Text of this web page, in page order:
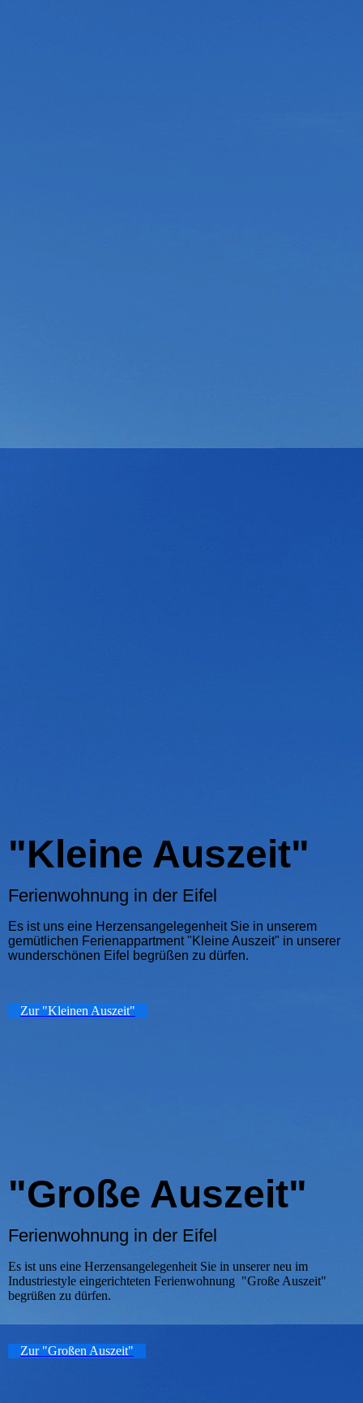
"Kleine Auszeit"
Ferienwohnung in der Eifel
Es ist uns eine Herzensangelegenheit Sie in unserem
gemütlichen Ferienappartment "Kleine Auszeit" in unserer
wunderschönen Eifel begrüßen zu dürfen.
Zur "Kleinen Auszeit"
"Große Auszeit"
Ferienwohnung in der Eifel
Es ist uns eine Herzensangelegenheit Sie in unserer neu im
Industriestyle eingerichteten Ferienwohnung "Große Auszeit"
begrüßen zu dürfen.
Zur "Großen Auszeit"